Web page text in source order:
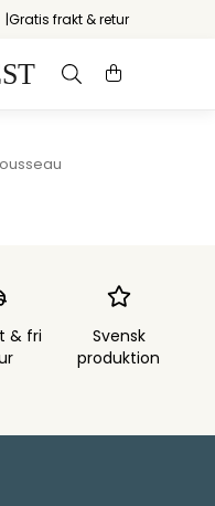
Gratis frakt & retur
& fri
Svensk
produktion